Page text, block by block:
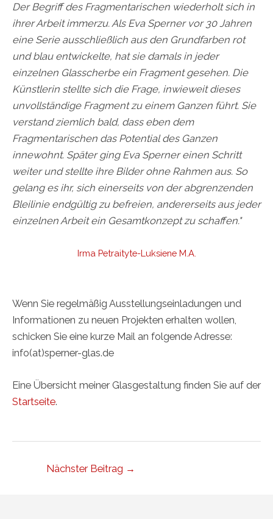
Der Begriff des Fragmentarischen wiederholt sich in
ihrer Arbeit immerzu. Als Eva Sperner vor 30 Jahren
eine Serie ausschließlich aus den Grundfarben rot
und blau entwickelte, hat sie damals in jeder
einzelnen Glasscherbe ein Fragment gesehen. Die
Künstlerin stellte sich die Frage, inwieweit dieses
unvollständige Fragment zu einem Ganzen führt. Sie
verstand ziemlich bald, dass eben dem
Fragmentarischen das Potential des Ganzen
innewohnt. Später ging Eva Sperner einen Schritt
weiter und stellte ihre Bilder ohne Rahmen aus. So
gelang es ihr, sich einerseits von der abgrenzenden
Bleilinie endgültig zu befreien, andererseits aus jeder
einzelnen Arbeit ein Gesamtkonzept zu schaffen."
Irma Petraityte-Luksiene M.A.
Wenn Sie regelmäßig Ausstellungseinladungen und
Informationen zu neuen Projekten erhalten wollen,
schicken Sie eine kurze Mail an folgende Adresse:
info(at)sperner-glas.de
Eine Übersicht meiner Glasgestaltung finden Sie auf der
Startseite.
Nächster Beitrag →